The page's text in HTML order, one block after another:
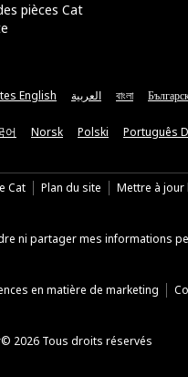
pièces Cat
English العربية বাংলা
어 Norsk Polski Português
Cat Plan du site Mettre à jour
ni partager mes informations
en matière de marketing
2026 Tous droits réservés